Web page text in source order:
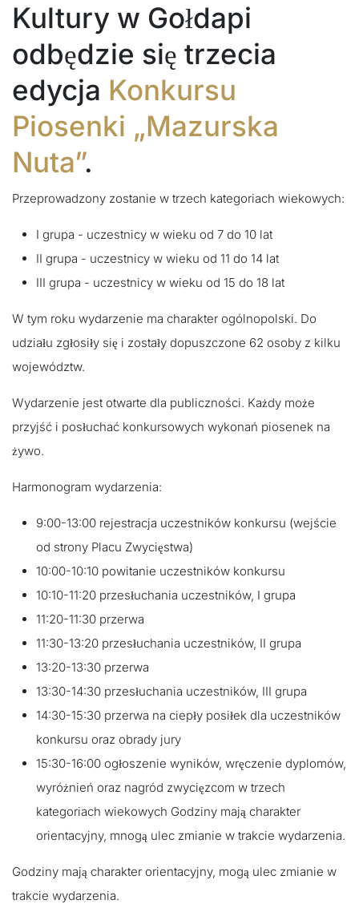
Kultury w Gołdapi
odbędzie się trzecia
edycja Konkursu
Piosenki „Mazurska
Nuta”.
Przeprowadzony zostanie w trzech kategoriach wiekowych:
I grupa - uczestnicy w wieku od 7 do 10 lat
II grupa - uczestnicy w wieku od 11 do 14 lat
III grupa - uczestnicy w wieku od 15 do 18 lat
W tym roku wydarzenie ma charakter ogólnopolski. Do
udziału zgłosiły się i zostały dopuszczone 62 osoby z kilku
województw.
Wydarzenie jest otwarte dla publiczności. Każdy może
przyjść i posłuchać konkursowych wykonań piosenek na
żywo.
Harmonogram wydarzenia:
9:00-13:00 rejestracja uczestników konkursu (wejście
od strony Placu Zwycięstwa)
10:00-10:10 powitanie uczestników konkursu
10:10-11:20 przesłuchania uczestników, I grupa
11:20-11:30 przerwa
11:30-13:20 przesłuchania uczestników, II grupa
13:20-13:30 przerwa
13:30-14:30 przesłuchania uczestników, III grupa
14:30-15:30 przerwa na ciepły posiłek dla uczestników
konkursu oraz obrady jury
15:30-16:00 ogłoszenie wyników, wręczenie dyplomów,
wyróżnień oraz nagród zwycięzcom w trzech
kategoriach wiekowych Godziny mają charakter
orientacyjny, mnogą ulec zmianie w trakcie wydarzenia.
Godziny mają charakter orientacyjny, mogą ulec zmianie w
trakcie wydarzenia.